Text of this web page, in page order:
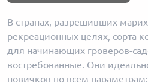
В странах, разрешивших
рекреационных целях, сорта
для начинающих гроверов-
востребованные. Они
новичков по всем